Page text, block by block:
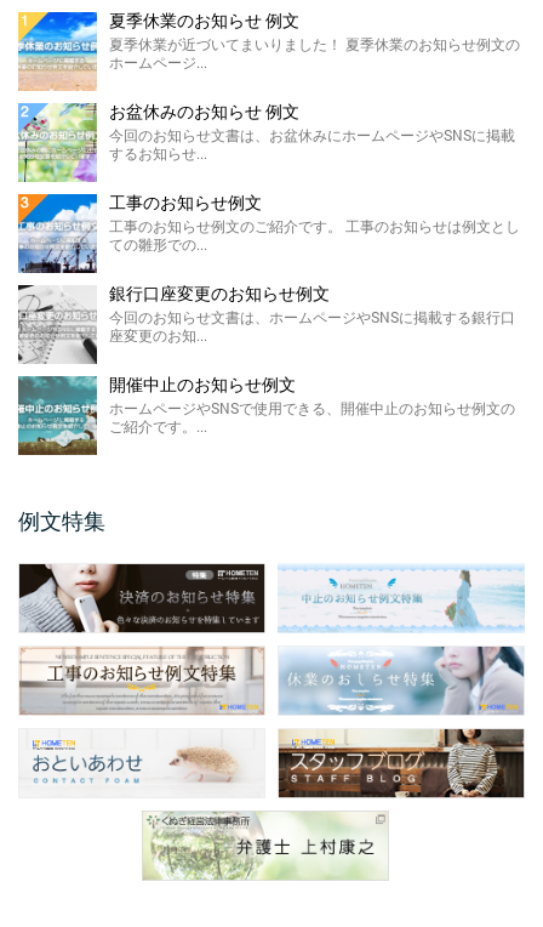
する販売休止のお知らせテンプレートのご紹
介です。 こちらに ...
ホームページやSNSに掲載する製造終了のお
知らせ例文のご紹介です。 材料の高騰や需要
の低下による製 ...
価格改定のお知らせ例文
今回のお知らせ文書は、ホームページに掲載
FAX廃止のお知らせ 例 ...
るペーパ ...
メールアドレス変更のお知 ...
保護者説明会のご案内例文のご紹介です。 保
護者説明会のご案内例文は、小学校、中学
校、高校などの学校 ...
仕様変更のお知らせ 例文
仕様変更のお知らせ例文のご紹介です。 会社
やお店、ショップと業種は問わず商品、製品
商品表示変更のお知らせ ...
商品表示変更のお知らせ例文のご紹介です。
商品や製品のパッケージや商品の印刷物、各
...
口座振替のお知らせ 例文
夏季休業のお知らせ 例文
夏季休業が近づいてまいりました！ 夏季休業のお知らせ例文の
ホームページ...
お盆休みのお知らせ 例文
今回のお知らせ文書は、お盆休みにホームページやSNSに掲載
するお知らせ...
工事のお知らせ例文
工事のお知らせ例文のご紹介です。 工事のお知らせは例文とし
ての雛形での...
銀行口座変更のお知らせ例文
今回のお知らせ文書は、ホームページやSNSに掲載する銀行口
座変更のお知...
開催中止のお知らせ例文
ホームページやSNSで使用できる、開催中止のお知らせ例文の
ご紹介です。...
例文特集